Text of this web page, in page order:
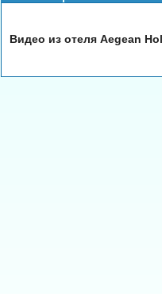
Видео из отеля Aegean